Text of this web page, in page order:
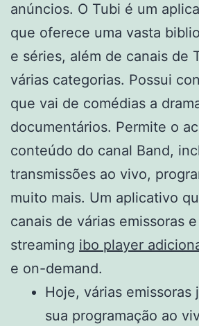
anúncios. O Tubi é um
que oferece uma vasta
e séries, além de canais de
várias categorias. Possui
que vai de comédias a
documentários. Permite o
conteúdo do canal Band,
transmissões ao vivo,
muito mais. Um aplicativo
canais de várias emissoras
streaming ibo player
e on-demand.
Hoje, várias emissoras
sua programação ao